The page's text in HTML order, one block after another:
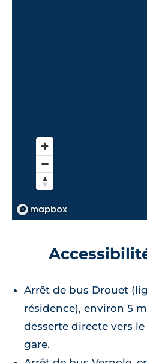
Arrêt de bus Drouet
résidence), environ 5
desserte directe vers
gare.